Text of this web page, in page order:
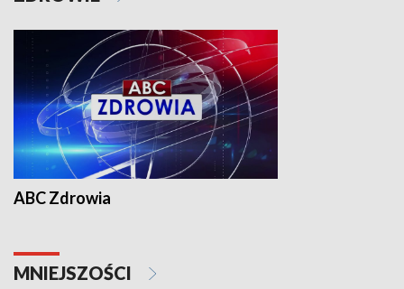
ABC Zdrowia
MNIEJSZOŚCI